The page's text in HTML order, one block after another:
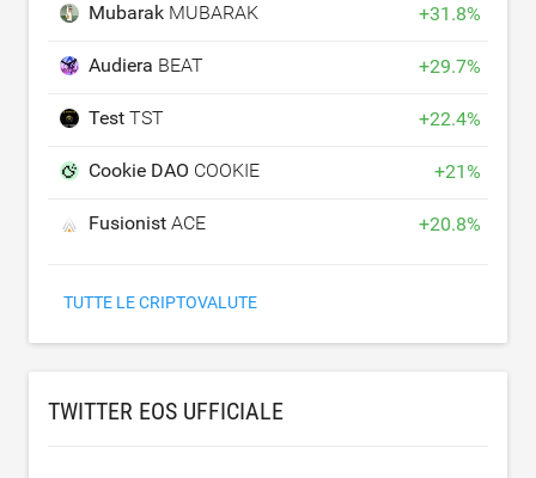
Mubarak MUBARAK +31.8%
Audiera BEAT +29.7%
Test TST +22.4%
Cookie DAO COOKIE +21%
Fusionist ACE +20.8%
TUTTE LE CRIPTOVALUTE
TWITTER EOS UFFICIALE